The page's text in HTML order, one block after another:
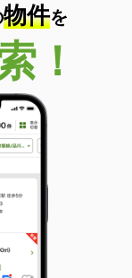
物件を
！